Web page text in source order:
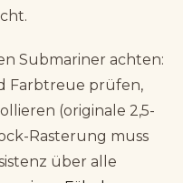
Submariner achten:
Farbtreue prüfen,
(originale 2,5-
Rasterung muss
über alle